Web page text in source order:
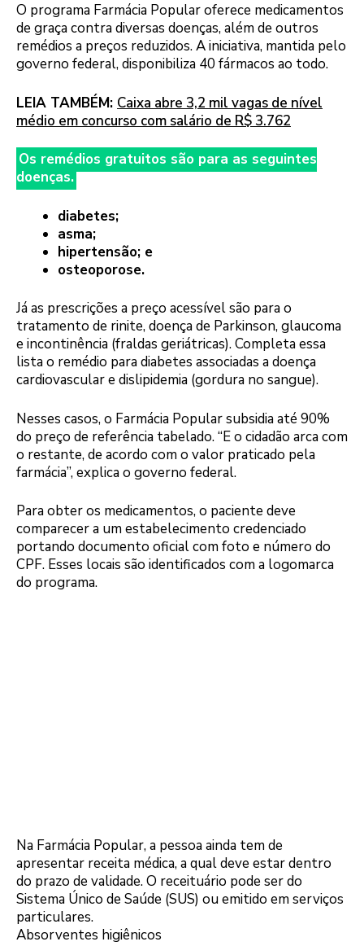
O programa Farmácia Popular oferece medicamentos
de graça contra diversas doenças, além de outros
remédios a preços reduzidos. A iniciativa, mantida pelo
governo federal, disponibiliza 40 fármacos ao todo.
LEIA TAMBÉM: Caixa abre 3,2 mil vagas de nível
médio em concurso com salário de R$ 3.762
Os remédios gratuitos são para as seguintes
doenças.
diabetes;
asma;
hipertensão; e
osteoporose.
Já as prescrições a preço acessível são para o
tratamento de rinite, doença de Parkinson, glaucoma
e incontinência (fraldas geriátricas). Completa essa
lista o remédio para diabetes associadas a doença
cardiovascular e dislipidemia (gordura no sangue).
Nesses casos, o Farmácia Popular subsidia até 90%
do preço de referência tabelado. “E o cidadão arca com
o restante, de acordo com o valor praticado pela
farmácia”, explica o governo federal.
Para obter os medicamentos, o paciente deve
comparecer a um estabelecimento credenciado
portando documento oficial com foto e número do
CPF. Esses locais são identificados com a logomarca
do programa.
Na Farmácia Popular, a pessoa ainda tem de
apresentar receita médica, a qual deve estar dentro
do prazo de validade. O receituário pode ser do
Sistema Único de Saúde (SUS) ou emitido em serviços
particulares.
Absorventes higiênicos